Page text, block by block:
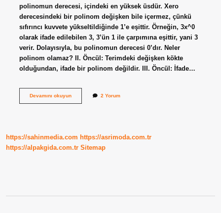
polinomun derecesi, içindeki en yüksek üsdür. Xero
derecesindeki bir polinom değişken bile içermez, çünkü
sıfırıncı kuvvete yükseltildiğinde 1’e eşittir. Örneğin, 3x^0
olarak ifade edilebilen 3, 3’ün 1 ile çarpımına eşittir, yani 3
verir. Dolayısıyla, bu polinomun derecesi 0’dır. Neler
polinom olamaz? II. Öncül: Terimdeki değişken kökte
olduğundan, ifade bir polinom değildir. III. Öncül: İfade…
Devamını okuyunPolinomun
2 Yorum
https://sahinmedia.com https://asrimoda.com.tr
https://alpakgida.com.tr Sitemap